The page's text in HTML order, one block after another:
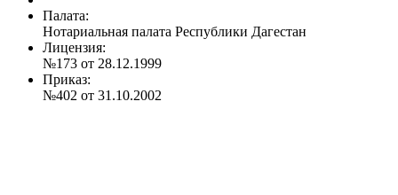
Палата:
Нотариальная палата Республики Дагестан
Лицензия:
№173 от 28.12.1999
Приказ:
№402 от 31.10.2002